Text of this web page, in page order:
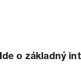
o základný